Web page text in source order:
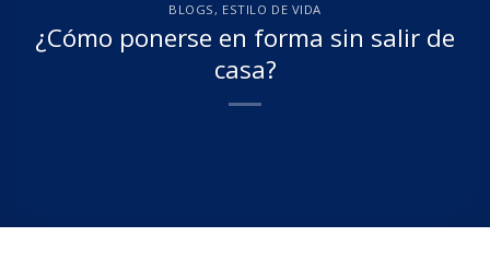
BLOGS, ESTILO DE VIDA
¿Cómo ponerse en forma sin salir de
casa?